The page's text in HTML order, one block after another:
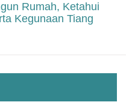
Rumah, Ketahui
Kegunaan Tiang